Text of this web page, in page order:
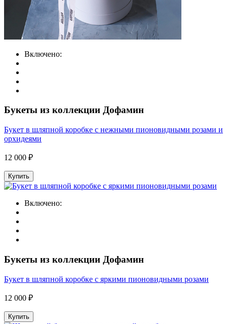
Включено:
Букеты из коллекции Дофамин
Букет в шляпной коробке с нежными пионовидными розами и
орхидеями
12 000 ₽
Купить
Включено:
Букеты из коллекции Дофамин
Букет в шляпной коробке с яркими пионовидными розами
12 000 ₽
Купить